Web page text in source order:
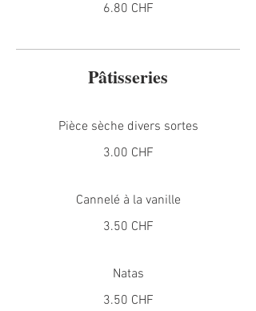
6.80 CHF
Pâtisseries
Pièce sèche divers sortes
3.00 CHF
Cannelé à la vanille
3.50 CHF
Natas
3.50 CHF